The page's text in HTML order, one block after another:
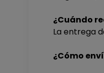
¿Cuándo
La entrega
¿Cómo